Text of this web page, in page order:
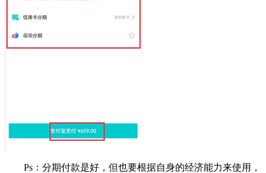
Ps：分期付款是好，但也要根据自身的经济能力来使用，